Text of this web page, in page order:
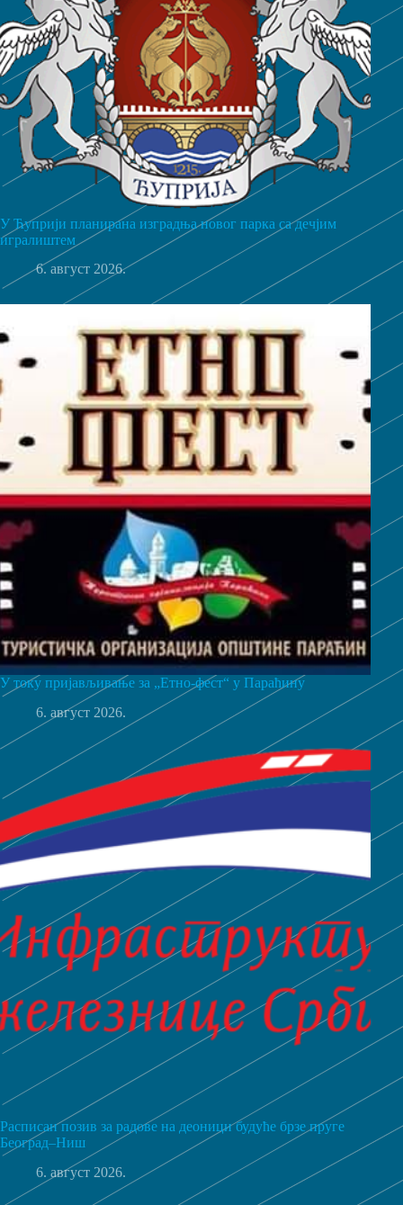
У Ћуприји планирана изградња новог парка са дечјим
игралиштем
6. август 2026.
У току пријављивање за „Етно-фест“ у Параћину
6. август 2026.
Расписан позив за радове на деоници будуће брзе пруге
Београд–Ниш
6. август 2026.